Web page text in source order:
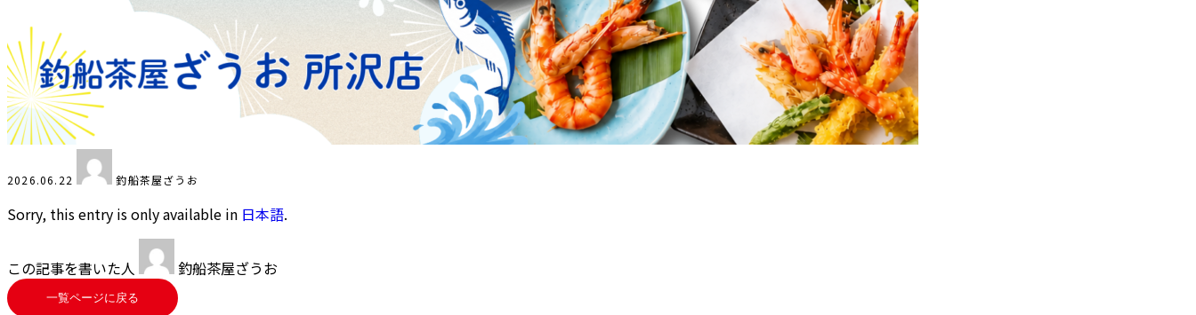
2026.06.22 釣船茶屋ざうお
Sorry, this entry is only available in 日本語.
この記事を書いた人 釣船茶屋ざうお
一覧ページに戻る